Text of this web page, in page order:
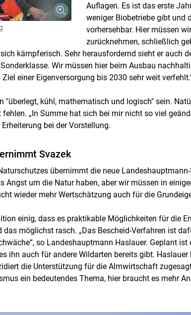
Skip to main
Auflagen. Es ist das erste
weniger Biobetriebe gibt und
vorhersehbar. Hier müssen
zurücknehmen, schließlich
kämpferisch. Sehr herausfordernd sieht er auch
Wir müssen hier beim Ausbau
einer Eigenversorgung bis 2030 sehr weit
"überlegt, kühl, mathematisch und logisch" sein.
fehlen. „In Summe hat sich bei mir nicht so viel
bei der Vorstellung.
Svazek
übernimmt die neue
Angst um die Natur haben, aber wir müssen in
wieder mehr Wertschätzung auch für die
einig, dass es praktikable Möglichkeiten für die
möglichst rasch. „Das Bescheid-Verfahren ist
so Landeshauptmann Haslauer. Geplant
ihn auch für andere Wildarten bereits gibt.
die Unterstützung für die Almwirtschaft
ein bedeutendes Thema, hier braucht es mehr